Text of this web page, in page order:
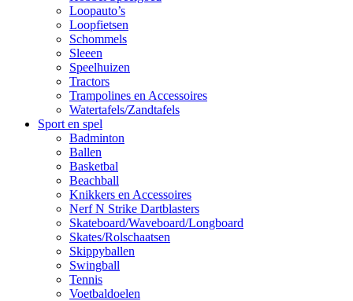
Loopauto’s
Loopfietsen
Schommels
Sleeen
Speelhuizen
Tractors
Trampolines en Accessoires
Watertafels/Zandtafels
Sport en spel
Badminton
Ballen
Basketbal
Beachball
Knikkers en Accessoires
Nerf N Strike Dartblasters
Skateboard/Waveboard/Longboard
Skates/Rolschaatsen
Skippyballen
Swingball
Tennis
Voetbaldoelen